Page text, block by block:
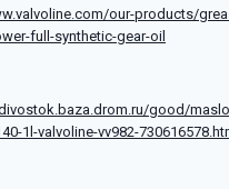
our-products/
full-synthetic-gear-oil
good/
1l-valvoline-vv982-